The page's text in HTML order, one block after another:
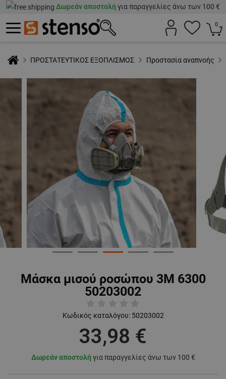
Δωρεάν αποστολή για παραγγελίες άνω των 100 €
0
ΠΡΟΣΤΑΤΕΥΤΙΚΟΣ ΕΞΟΠΛΙΣΜΟΣ Προστασία αναπνοής
Μάσκα μισού ροσώπου 3M 6300
50203002
Κωδικός καταλόγου: 50203002
33,98 €
Δωρεάν αποστολή για παραγγελίες άνω των 100 €